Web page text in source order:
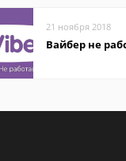
21 ноября 2018
Вайбер не